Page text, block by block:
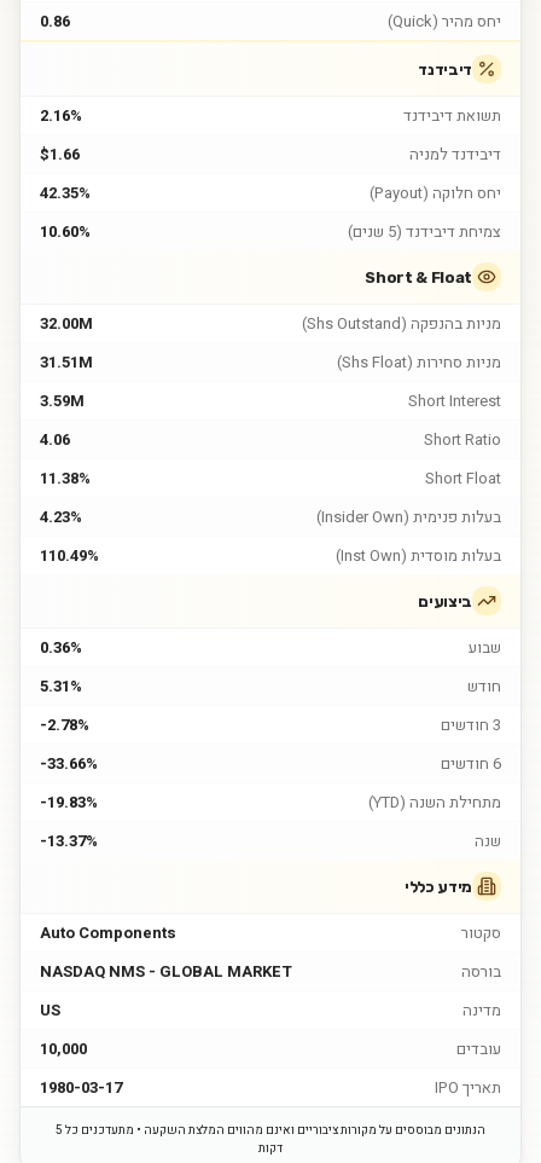
יחס מהיר (Quick)
0.86
דיבידנד
תשואת דיבידנד
2.16%
דיבידנד למניה
$1.66
יחס חלוקה (Payout)
42.35%
צמיחת דיבידנד (5 שנים)
10.60%
Short & Float
מניות בהנפקה (Shs Outstand)
32.00M
מניות סחירות (Shs Float)
31.51M
Short Interest
3.59M
Short Ratio
4.06
Short Float
11.38%
בעלות פנימית (Insider Own)
4.23%
בעלות מוסדית (Inst Own)
110.49%
ביצועים
שבוע
0.36%
חודש
5.31%
3 חודשים
-2.78%
6 חודשים
-33.66%
מתחילת השנה (YTD)
-19.83%
שנה
-13.37%
מידע כללי
סקטור
Auto Components
בורסה
NASDAQ NMS - GLOBAL MARKET
מדינה
US
עובדים
10,000
תאריך IPO
1980-03-17
הנתונים מבוססים על מקורות ציבוריים ואינם מהווים המלצת השקעה • מתעדכנים כל 5
דקות